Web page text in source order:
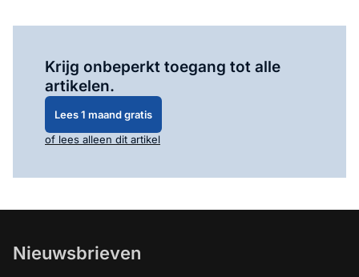
Krijg onbeperkt toegang tot alle
artikelen.
Lees 1 maand gratis
of lees alleen dit artikel
Nieuwsbrieven